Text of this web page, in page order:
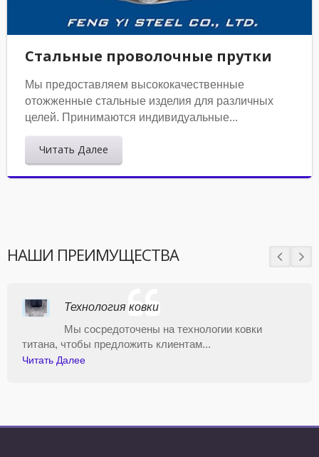
Стальные проволочные прутки
Мы предоставляем высококачественные
отожженные стальные изделия для различных
целей. Принимаются индивидуальные...
Читать Далее
НАШИ ПРЕИМУЩЕСТВА
Технология ковки
Мы сосредоточены на технологии ковки
титана, чтобы предложить клиентам...
Читать Далее